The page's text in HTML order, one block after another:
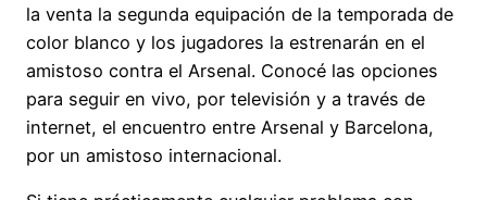
la venta la segunda equipación de la temporada de
color blanco y los jugadores la estrenarán en el
amistoso contra el Arsenal. Conocé las opciones
para seguir en vivo, por televisión y a través de
internet, el encuentro entre Arsenal y Barcelona,
por un amistoso internacional.